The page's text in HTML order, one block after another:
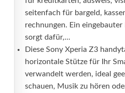
seitenfach für bargeld,
rechnungen. Ein
sorgt dafür,...
Diese Sony Xperia Z3
horizontale Stütze für Ihr
verwandelt werden, ideal
schauen, Musik zu hören